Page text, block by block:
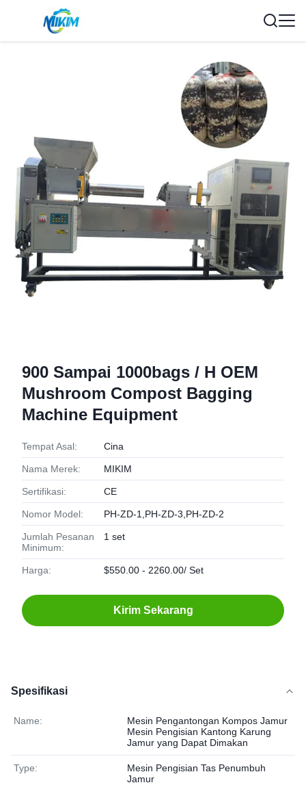
900 Sampai 1000bags / H OEM
Mushroom Compost Bagging
Machine Equipment
Tempat Asal: Cina
Nama Merek: MIKIM
Sertifikasi: CE
Nomor Model: PH-ZD-1,PH-ZD-3,PH-ZD-2
Jumlah Pesanan
Minimum:
1 set
Harga: $550.00 - 2260.00/ Set
Kirim Sekarang
Spesifikasi
Name:
Mesin Pengantongan Kompos Jamur
Mesin Pengisian Kantong Karung
Jamur yang Dapat Dimakan
Type:
Mesin Pengisian Tas Penumbuh
Jamur